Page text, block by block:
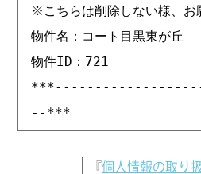
『個人情報の取り